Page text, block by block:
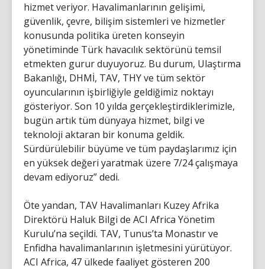
hizmet veriyor. Havalimanlarının gelişimi,
güvenlik, çevre, bilişim sistemleri ve hizmetler
konusunda politika üreten konseyin
yönetiminde Türk havacılık sektörünü temsil
etmekten gurur duyuyoruz. Bu durum, Ulaştırma
Bakanlığı, DHMİ, TAV, THY ve tüm sektör
oyuncularının işbirliğiyle geldiğimiz noktayı
gösteriyor. Son 10 yılda gerçekleştirdiklerimizle,
bugün artık tüm dünyaya hizmet, bilgi ve
teknoloji aktaran bir konuma geldik.
Sürdürülebilir büyüme ve tüm paydaşlarımız için
en yüksek değeri yaratmak üzere 7/24 çalışmaya
devam ediyoruz” dedi.
Öte yandan, TAV Havalimanları Kuzey Afrika
Direktörü Haluk Bilgi de ACI Africa Yönetim
Kurulu’na seçildi. TAV, Tunus’ta Monastır ve
Enfidha havalimanlarının işletmesini yürütüyor.
ACI Africa, 47 ülkede faaliyet gösteren 200